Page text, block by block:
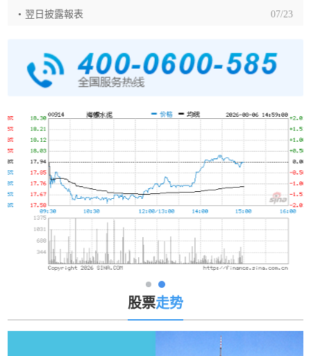
翌日披露報表 07/23
股票走势